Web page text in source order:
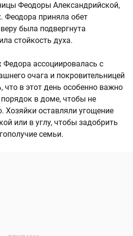
Феодоры Александрийской,
Феодора приняла обет
была подвергнута
стойкость духа.
Федора ассоциировалась с
очага и покровительницей
что в этот день особенно важно
в доме, чтобы не
Хозяйки оставляли угощение
или в углу, чтобы задобрить
семьи.